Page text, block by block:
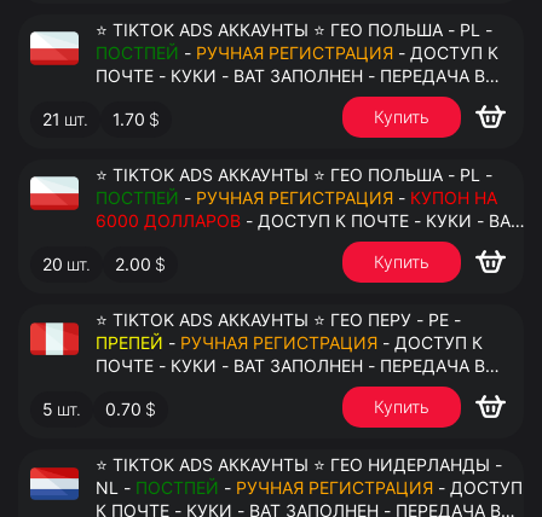
⭐ TIKTOK ADS АККАУНТЫ ⭐ ГЕО ПОЛЬША - PL -
ПОСТПЕЙ - РУЧНАЯ РЕГИСТРАЦИЯ - ДОСТУП К
ПОЧТЕ - КУКИ - ВАТ ЗАПОЛНЕН - ПЕРЕДАЧА В
21 шт. 1.70 $ Купить
⭐ TIKTOK ADS АККАУНТЫ ⭐ ГЕО ПОЛЬША - PL -
ПОСТПЕЙ - РУЧНАЯ РЕГИСТРАЦИЯ - КУПОН НА
6000 ДОЛЛАРОВ - ДОСТУП К ПОЧТЕ - КУКИ - ВАТ
ЗАПОЛНЕН - ПЕРЕДАЧА В АНТИДЕТЕКТ
20 шт. 2.00 $ Купить
⭐ TIKTOK ADS АККАУНТЫ ⭐ ГЕО ПЕРУ - PE -
ПРЕПЕЙ - РУЧНАЯ РЕГИСТРАЦИЯ - ДОСТУП К
ПОЧТЕ - КУКИ - ВАТ ЗАПОЛНЕН - ПЕРЕДАЧА В
5 шт. 0.70 $ Купить
⭐ TIKTOK ADS АККАУНТЫ ⭐ ГЕО НИДЕРЛАНДЫ -
NL - ПОСТПЕЙ - РУЧНАЯ РЕГИСТРАЦИЯ - ДОСТУП
К ПОЧТЕ - КУКИ - ВАТ ЗАПОЛНЕН - ПЕРЕДАЧА В